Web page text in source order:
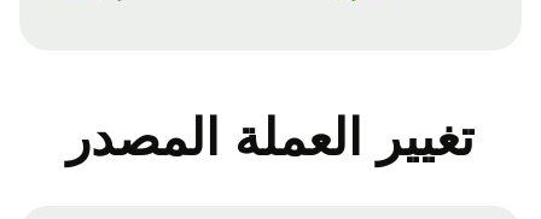
تغيير العملة المصدر